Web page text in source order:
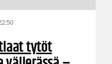
tytöt